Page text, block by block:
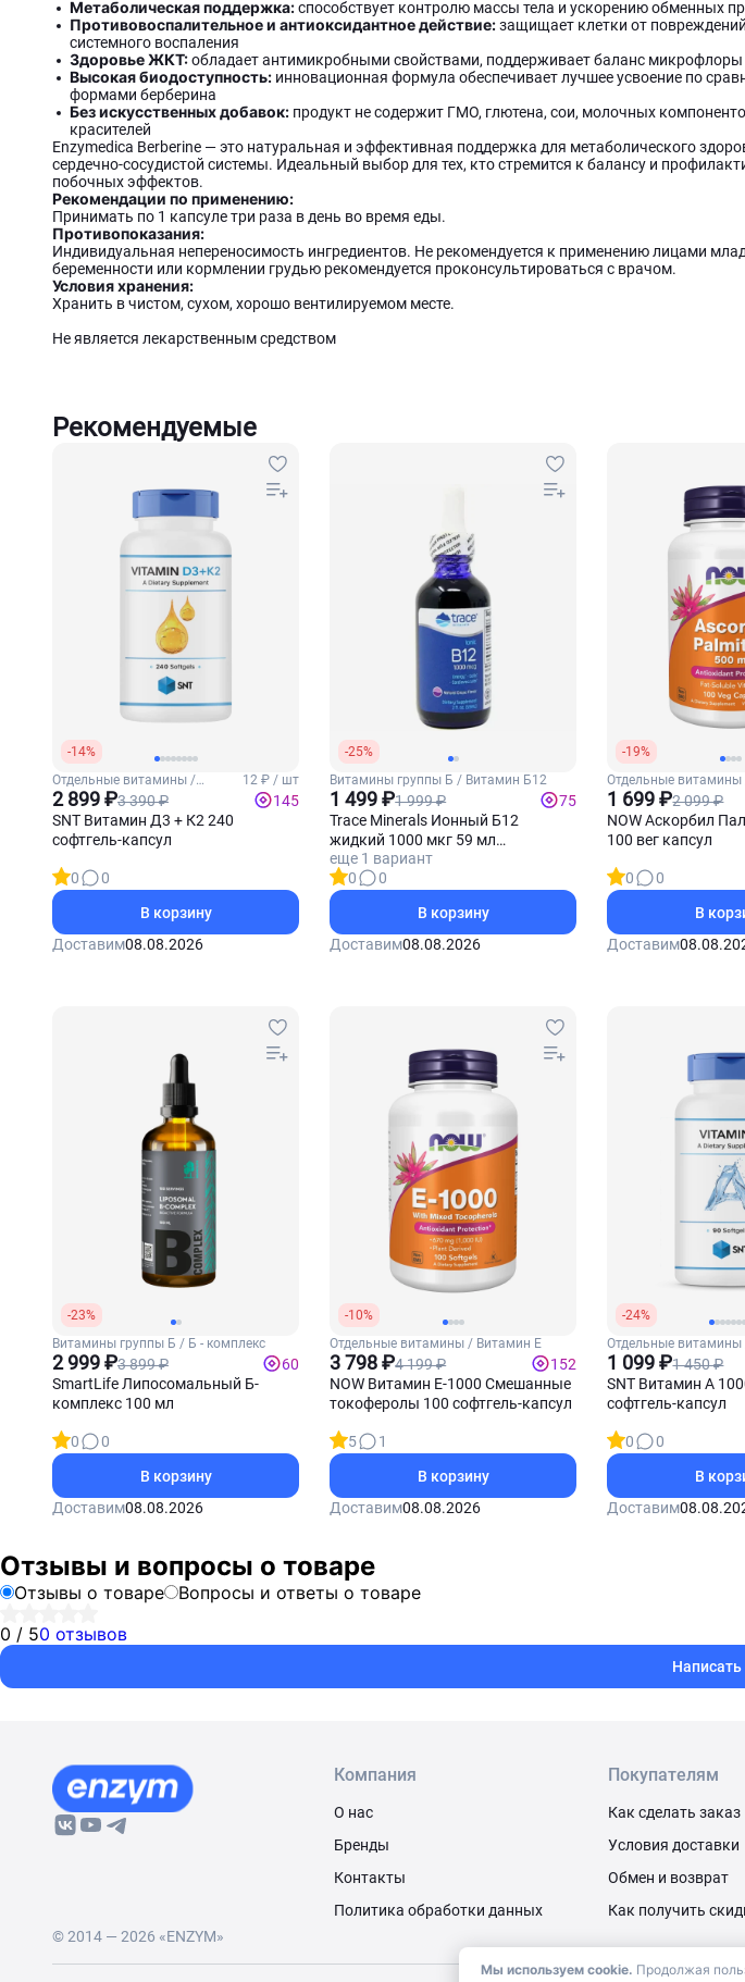
Мы используем cookie. Продолжая
Метаболическая поддержка:способствует контролю массы тела и ускорению обменных
Противовоспалительное и антиоксидантное действие:защищает клетки от
системного воспаления
Здоровье ЖКТ:обладает антимикробными свойствами, поддерживает баланс микрофлоры
Высокая биодоступность: инновационная формула обеспечивает лучшее усвоение по
формами берберина
Без искусственных добавок: продукт не содержит ГМО, глютена, сои, молочных
красителей
Enzymedica Berberine — это натуральная и эффективная поддержка для метаболического
сердечно-сосудистой системы. Идеальный выбор для тех, кто стремится к балансу и
побочных эффектов.
Рекомендации по применению:
Принимать по 1 капсуле три раза в день во время еды.
Противопоказания:
Индивидуальная непереносимость ингредиентов. Не рекомендуется к применению лицами
беременности или кормлении грудью рекомендуется проконсультироваться с врачом.
Условия хранения:
Хранить в чистом, сухом, хорошо вентилируемом месте.
Не является лекарственным средством
Рекомендуемые
-14%
Отдельные витамины /
Витамины Д3 и К2
12 ₽ / шт
2 899 ₽3 390 ₽
145
SNT Витамин Д3 + К2 240
софтгель-капсул
0
0
В корзину
Доставим08.08.2026
-25%
Витамины группы Б / Витамин Б12
1 499 ₽1 999 ₽
75
Trace Minerals Ионный Б12
жидкий 1000 мкг 59 мл
(Виноград)
еще 1 вариант
0
0
В корзину
Доставим08.08.2026
-19%
Отдельные
1 699 ₽2 099 ₽
NOW Аскорбил
100 вег капсул
0
0
В
Доставим
-23%
Витамины группы Б / Б - комплекс
2 999 ₽3 899 ₽
60
SmartLife Липосомальный Б-
комплекс 100 мл
0
0
В корзину
Доставим08.08.2026
-10%
Отдельные витамины / Витамин Е
3 798 ₽4 199 ₽
152
NOW Витамин Е-1000 Смешанные
токоферолы 100 софтгель-капсул
5
1
В корзину
Доставим08.08.2026
-24%
Отдельные витамины
Витамин А
1 099 ₽1 450 ₽
SNT Витамин А
софтгель-капсул
0
0
В
Доставим
Отзывы и вопросы о товаре
Отзывы о товаре
Вопросы и ответы о товаре
0 / 50 отзывов
© 2014 — 2026 «ENZYM»
Компания
О нас
Бренды
Контакты
Политика обработки данных
Покупателям
Как сделать заказ
Условия доставки
Обмен и возврат
Как получить